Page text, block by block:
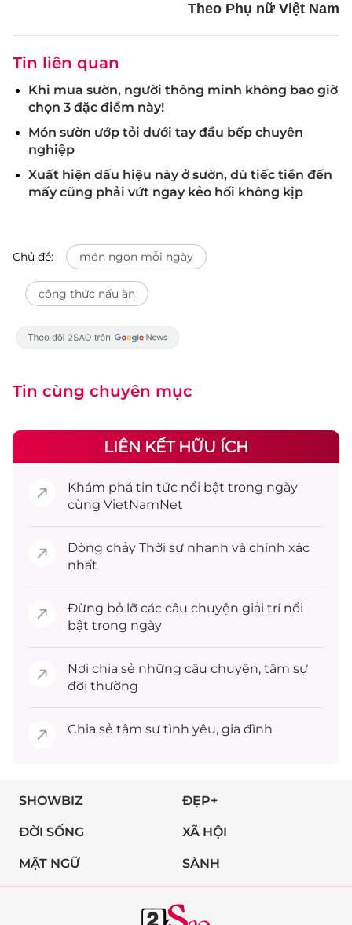
Theo Phụ nữ Việt Nam
Tin liên quan
Khi mua sườn, người thông minh không bao giờ
chọn 3 đặc điểm này!
Món sườn ướp tỏi dưới tay đầu bếp chuyên
nghiệp
Xuất hiện dấu hiệu này ở sườn, dù tiếc tiền đến
mấy cũng phải vứt ngay kẻo hối không kịp
Chủ đề: món ngon mỗi ngày
công thức nấu ăn
Tin cùng chuyên mục
LIÊN KẾT HỮU ÍCH
Khám phá tin tức nổi bật trong ngày
cùng VietNamNet
Dòng chảy Thời sự nhanh và chính xác
nhất
Đừng bỏ lỡ các câu chuyện giải trínổi
bật trong ngày
Nơi chia sẻ những câu chuyện, tâm sự
đời thường
Chia sẻ tâm sự tình yêu, gia đình
SHOWBIZ ĐẸP+
ĐỜI SỐNG XÃ HỘI
MẬT NGỮ SÀNH